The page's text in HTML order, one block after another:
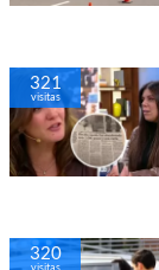
321
visitas
320
visitas